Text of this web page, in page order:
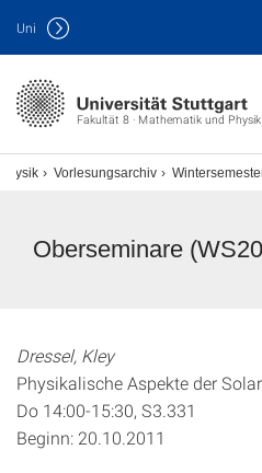
Fakultät 8 · Mathematik und Physik
Uni
Vorlesungsarchiv
Oberseminare
Dressel, Kley
Physikalische Aspekte der
Do 14:00-15:30, S3.331
Beginn: 20.10.2011